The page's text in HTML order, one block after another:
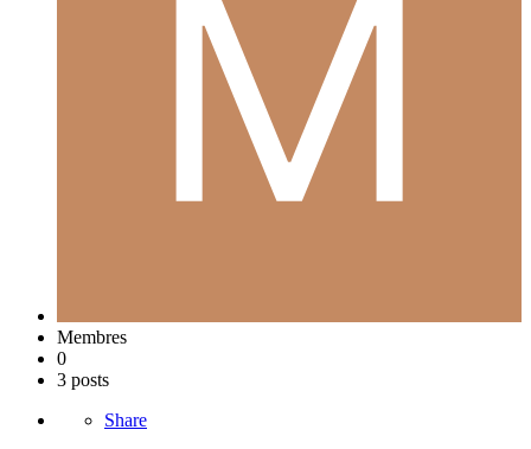
Membres
0
3 posts
Share